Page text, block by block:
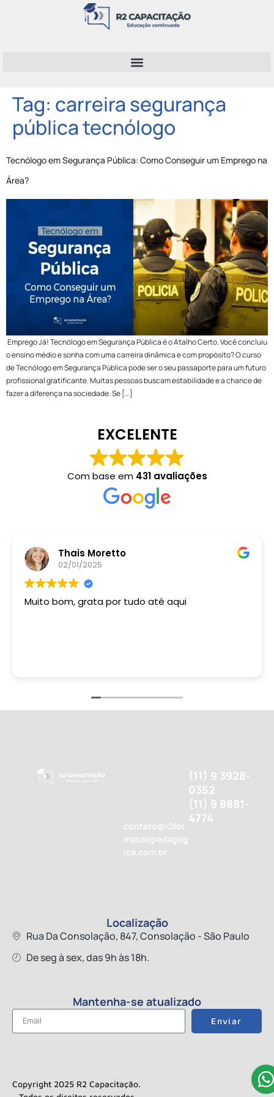
Tag: carreira segurança
pública tecnólogo
Tecnólogo em Segurança Pública: Como Conseguir um Emprego na
Área?
Emprego Já! Tecnólogo em Segurança Pública é o Atalho Certo. Você concluiu
o ensino médio e sonha com uma carreira dinâmica e com propósito? O curso
de Tecnólogo em Segurança Pública pode ser o seu passaporte para um futuro
profissional gratificante. Muitas pessoas buscam estabilidade e a chance de
fazer a diferença na sociedade. Se […]
EXCELENTE
Com base em 431 avaliações
Thais Moretto
02/01/2025
Muito bom, grata por tudo até aqui
contato@r2for
macaopedagog
ica.com.br
(11) 9 3928-
0352
(11) 9 8881-
4774
Localização
Rua Da Consolação, 847, Consolação - São Paulo
De seg à sex, das 9h às 18h.
Mantenha-se atualizado
Enviar
Copyright 2025 R2 Capacitação.